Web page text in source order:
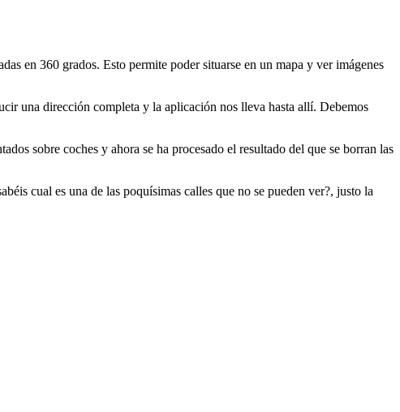
en 360 grados. Esto permite poder situarse en un mapa y ver imágenes
una dirección completa y la aplicación nos lleva hasta allí. Debemos
sobre coches y ahora se ha procesado el resultado del que se borran las
cual es una de las poquísimas calles que no se pueden ver?, justo la